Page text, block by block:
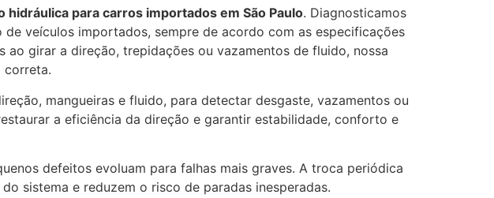
hidráulica para carros importados em São Paulo. Diagnosticamos
veículos importados, sempre de acordo com as especificações
girar a direção, trepidações ou vazamentos de fluido, nossa
correta.
mangueiras e fluido, para detectar desgaste, vazamentos ou
a eficiência da direção e garantir estabilidade, conforto e
defeitos evoluam para falhas mais graves. A troca periódica
sistema e reduzem o risco de paradas inesperadas.